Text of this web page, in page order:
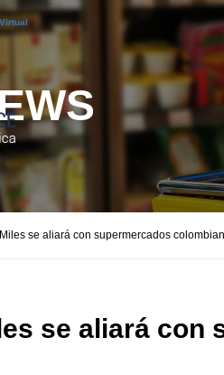
se aliará con supermercados
se aliará con